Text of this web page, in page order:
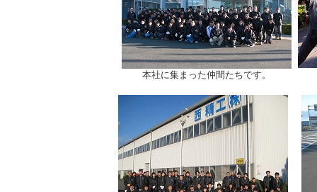
本社に集まった仲間たちです。